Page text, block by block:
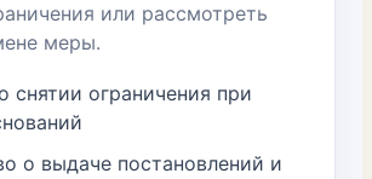
или рассмотреть
меры.
снятии ограничения при
о выдаче постановлений и